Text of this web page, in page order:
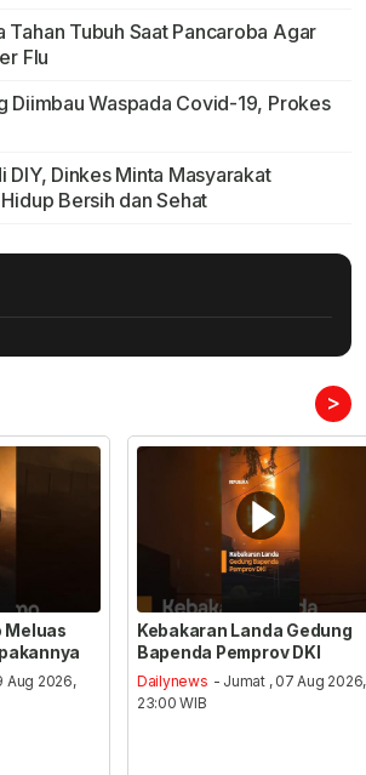
Tahan Tubuh Saat Pancaroba Agar
Flu
Diimbau Waspada Covid-19, Prokes
DIY, Dinkes Minta Masyarakat
Bersih dan Sehat
>
Meluas
Aug 2026,
Kebakaran Landa Gedung
Bapenda Pemprov DKI
Dailynews - Jumat , 07 Aug 2026,
23:00 WIB